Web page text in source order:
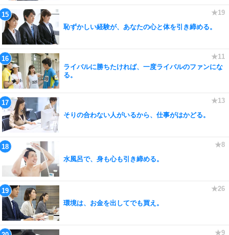
恥ずかしい経験が、あなたの心と体を引き締める。
ライバルに勝ちたければ、一度ライバルのファンにな
る。
そりの合わない人がいるから、仕事がはかどる。
水風呂で、身も心も引き締める。
環境は、お金を出してでも買え。